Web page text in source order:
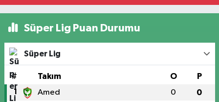
Süper Lig Puan Durumu
Süper Lig
# Takım O P
1 Amed 0 0